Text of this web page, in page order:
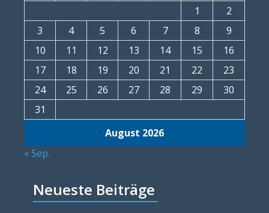
August 2026
1
2
3
4 5 6 7 8
9
10
11 12 13 14 15
16
17
18 19 20 21 22
23
24
25 26 27 28 29
30
31
« Sep.
Neueste Beiträge